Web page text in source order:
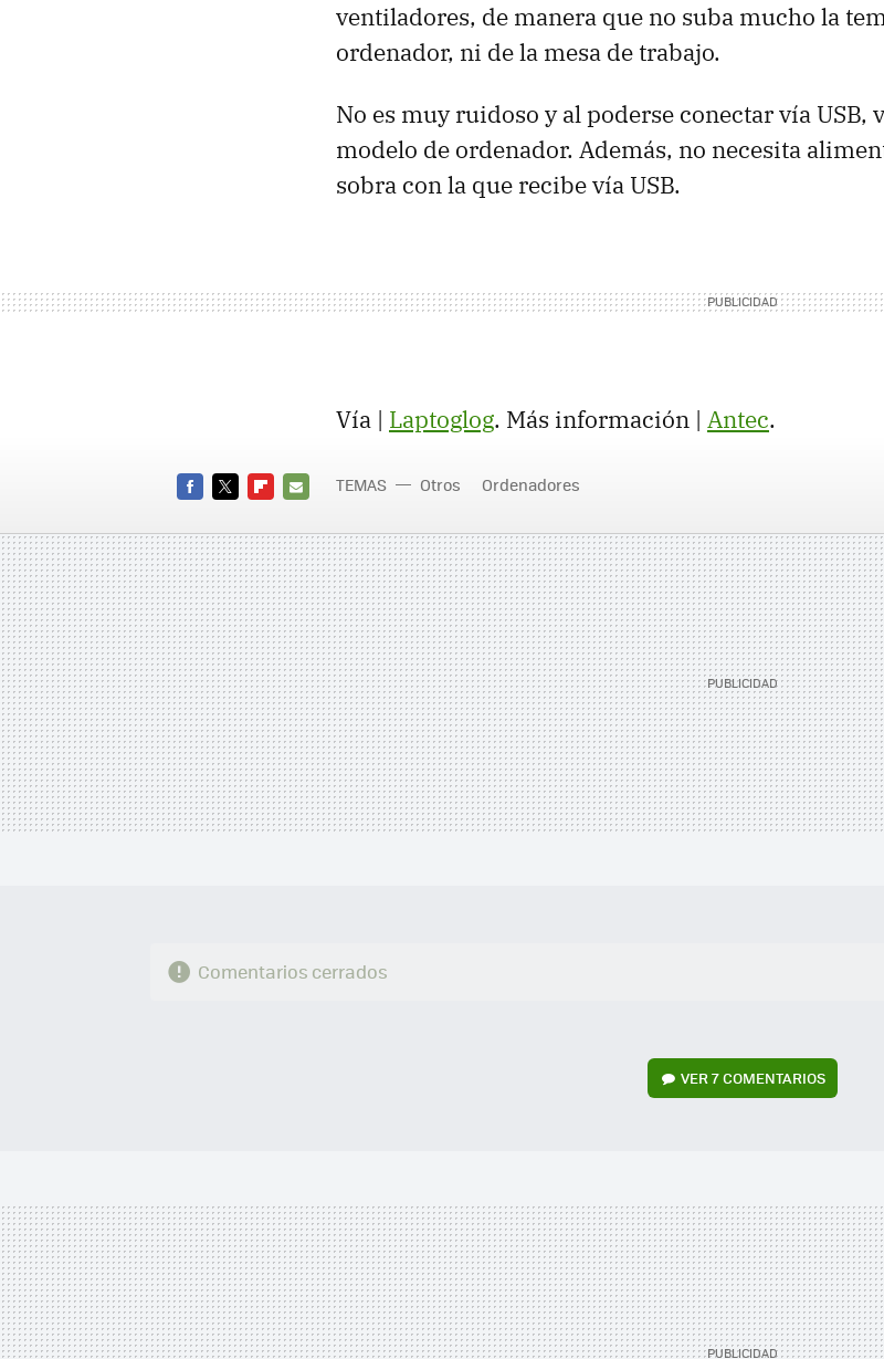
ventiladores, de manera que no suba mucho la
ordenador, ni de la mesa de trabajo.
No es muy ruidoso y al poderse conectar vía USB,
modelo de ordenador. Además, no necesita
sobra con la que recibe vía USB.
Vía | Laptoglog. Más información | Antec.
MAIL
TEMAS Otros Ordenadores
Comentarios cerrados
VER7 COMENTARIOS